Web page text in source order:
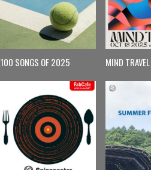
100 SONGS OF 2025 MIND TRAVEL